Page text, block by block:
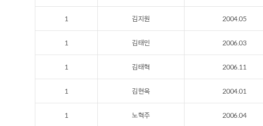
1 김지원 2004.05
1 김태민 2006.03
1 김태혁 2006.11
1 김현욱 2004.01
1 노혁주 2006.04